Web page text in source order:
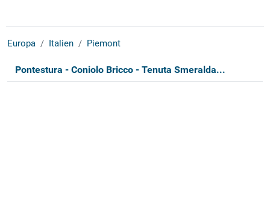
Europa Italien Piemont
Pontestura - Coniolo Bricco - Tenuta Smeralda...